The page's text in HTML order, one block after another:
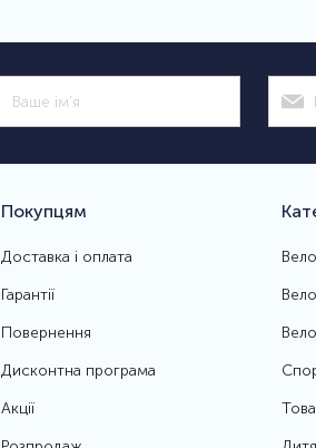
Покупцям
Доставка і оплата
Гарантії
Повернення
Дисконтна програма
Акції